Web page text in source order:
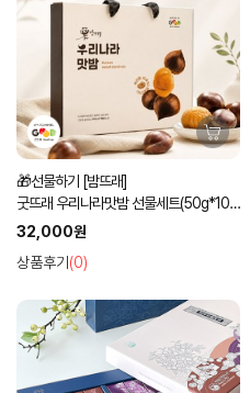
🎁선물하기 [밤뜨래]
굿뜨래 우리나라맛밤 선물세트(50g*10
입)
32,000원
상품후기 (0)